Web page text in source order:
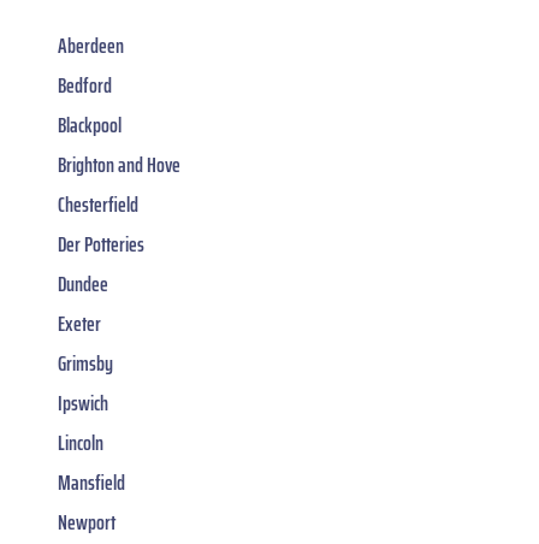
Aberdeen
Bedford
Blackpool
Brighton and Hove
Chesterfield
Der Potteries
Dundee
Exeter
Grimsby
Ipswich
Lincoln
Mansfield
Newport